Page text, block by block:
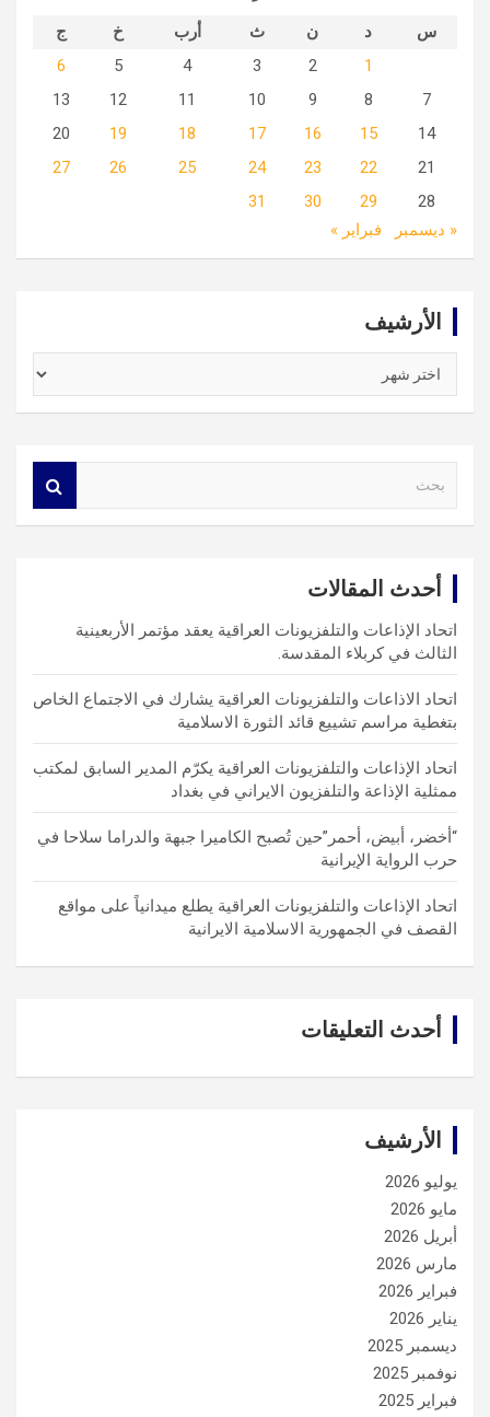
س
د ن ث أرب خ
ج
1
2
3
4
5
6
7
8
9
10
11
12
13
14
15
16
17
18
19
20
21
22
23
24
25
26
27
28
29
30
31
« ديسمبر
فبراير »
الأرشيف
أحدث المقالات
اتحاد الإذاعات والتلفزيونات العراقية يعقد مؤتمر الأربعينية
الثالث في كربلاء المقدسة.
اتحاد الاذاعات والتلفزيونات العراقية يشارك في الاجتماع الخاص
بتغطية مراسم تشييع قائد الثورة الاسلامية
اتحاد الإذاعات والتلفزيونات العراقية يكرّم المدير السابق لمكتب
ممثلية الإذاعة والتلفزيون الايراني في بغداد
“أخضر، أبيض، أحمر”حين تُصبح الكاميرا جبهة والدراما سلاحا في
حرب الرواية الإيرانية
اتحاد الإذاعات والتلفزيونات العراقية يطلع ميدانياً على مواقع
القصف في الجمهورية الاسلامية الايرانية
أحدث التعليقات
الأرشيف
يوليو 2026
مايو 2026
أبريل 2026
مارس 2026
فبراير 2026
يناير 2026
ديسمبر 2025
نوفمبر 2025
فبراير 2025